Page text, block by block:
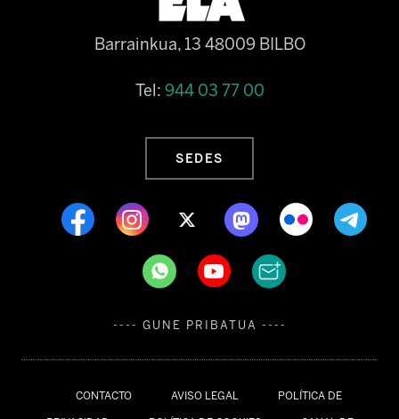
CONTACTO AVISO LEGAL POLÍTICA DE
Barrainkua, 13 48009 BILBO
Tel: 944 03 77 00
SEDES
---- GUNE PRIBATUA ----